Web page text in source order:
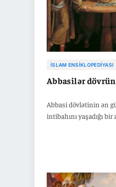
İSLAM ENSIKLOPEDIYASI
Abbasilər
Abbasi dövlətinin ən
intibahını yaşadığı